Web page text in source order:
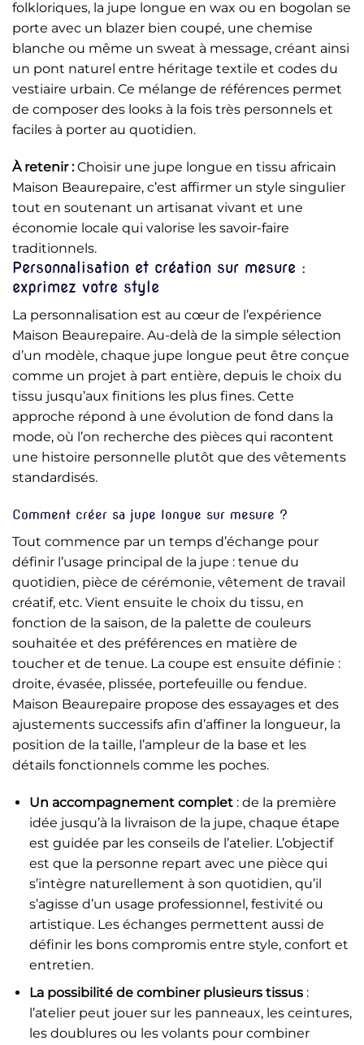
folkloriques, la jupe longue en wax ou en bogolan se
porte avec un blazer bien coupé, une chemise
blanche ou même un sweat à message, créant ainsi
un pont naturel entre héritage textile et codes du
vestiaire urbain. Ce mélange de références permet
de composer des looks à la fois très personnels et
faciles à porter au quotidien.
À retenir :Choisir une jupe longue en tissu africain
Maison Beaurepaire, c’est affirmer un style singulier
tout en soutenant un artisanat vivant et une
économie locale qui valorise les savoir-faire
traditionnels.
Personnalisation et création sur mesure :
exprimez votre style
La personnalisation est au cœur de l’expérience
Maison Beaurepaire. Au-delà de la simple sélection
d’un modèle, chaque jupe longue peut être conçue
comme un projet à part entière, depuis le choix du
tissu jusqu’aux finitions les plus fines. Cette
approche répond à une évolution de fond dans la
mode, où l’on recherche des pièces qui racontent
une histoire personnelle plutôt que des vêtements
standardisés.
Comment créer sa jupe longue sur mesure ?
Tout commence par un temps d’échange pour
définir l’usage principal de la jupe : tenue du
quotidien, pièce de cérémonie, vêtement de travail
créatif, etc. Vient ensuite le choix du tissu, en
fonction de la saison, de la palette de couleurs
souhaitée et des préférences en matière de
toucher et de tenue. La coupe est ensuite définie :
droite, évasée, plissée, portefeuille ou fendue.
Maison Beaurepaire propose des essayages et des
ajustements successifs afin d’affiner la longueur, la
position de la taille, l’ampleur de la base et les
détails fonctionnels comme les poches.
Un accompagnement complet: de la première
idée jusqu’à la livraison de la jupe, chaque étape
est guidée par les conseils de l’atelier. L’objectif
est que la personne repart avec une pièce qui
s’intègre naturellement à son quotidien, qu’il
s’agisse d’un usage professionnel, festivité ou
artistique. Les échanges permettent aussi de
définir les bons compromis entre style, confort et
entretien.
La possibilité de combiner plusieurs tissus:
l’atelier peut jouer sur les panneaux, les ceintures,
les doublures ou les volants pour combiner